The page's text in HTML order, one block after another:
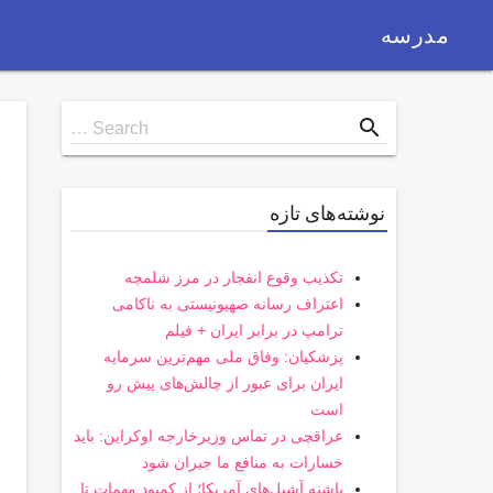
مدرسه
Search
for
Search … search
نوشته‌های تازه
تکذیب وقوع انفجار در مرز شلمچه
اعتراف رسانه صهیونیستی به ناکامی
ترامپ در برابر ایران + فیلم
پزشکیان: وفاق ملی مهم‌ترین سرمایه
ایران برای عبور از چالش‌های پیش رو
است
عراقچی در تماس وزیرخارجه اوکراین: باید
خسارات به منافع ما جبران شود
پاشنه آشیل‌های آمریکا؛ از کمبود مهمات تا